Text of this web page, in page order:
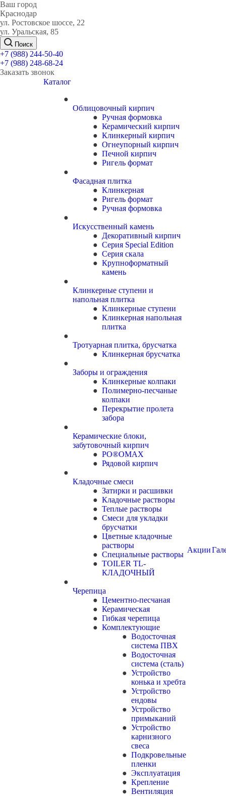
Ваш город
Краснодар
ул. Ростовское шоссе, 22
ул. Уральская, 85
Поиск
+7 (988) 244-50-40
+7 (988) 248-68-24
Заказать звонок
Каталог
Облицовочный кирпич
Ручная формовка
Керамический кирпич
Клинкерный кирпич
Огнеупорный кирпич
Печной кирпич
Ригель формат
Фасадная плитка
Клинкерная
Ригель формат
Ручная формовка
Искусственный камень
Декоративный кирпич
Серия Special Edition
Серия скала
Крупноформатный
камень
Клинкерные ступени и
напольная плитка
Клинкерные ступени
Клинкерная напольная
плитка
Тротуарная плитка, брусчатка
Клинкерная брусчатка
Заборы и ограждения
Клинкерные колпаки
Полимерно-песчаные
колпаки
Перекрытие пролета
забора
Керамические блоки,
забутовочный кирпич
PO®OMAX
Рядовой кирпич
Кладочные смеси
Затирки и расшивки
Кладочные растворы
Теплые растворы
Смеси для укладки
брусчатки
Цветные кладочные
растворы
Специальные растворы
TOILER TL-
КЛАДОЧНЫЙ
Черепица
Цементно-песчаная
Керамическая
Гибкая черепица
Комплектующие
Водосточная
система ПВХ
Водосточная
система (сталь)
Устройство
конька и хребта
Устройство
ендовы
Устройство
примыканий
Устройство
карнизного
свеса
Подкровельные
пленки
Эксплуатация
Крепление
Вентиляция
Акции